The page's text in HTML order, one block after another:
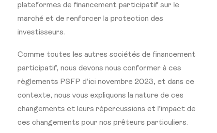
plateformes de financement participatif sur le
marché et de renforcer la protection des
investisseurs.
Comme toutes les autres sociétés de financement
participatif, nous devons nous conformer à ces
règlements PSFP d’ici novembre 2023, et dans ce
contexte, nous vous expliquons la nature de ces
changements et leurs répercussions et l’impact de
ces changements pour nos prêteurs particuliers.